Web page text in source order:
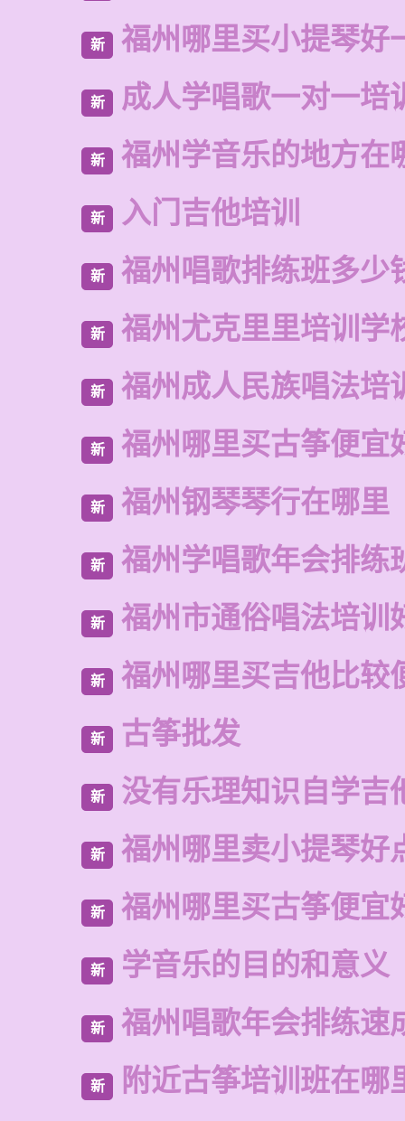
新 福州哪里买小提琴好
新 成人学唱歌一对一培
新 福州学音乐的地方在
新 入门吉他培训
新 福州唱歌排练班多少
新 福州尤克里里培训学
新 福州成人民族唱法培
新 福州哪里买古筝便宜
新 福州钢琴琴行在哪里
新 福州学唱歌年会排练
新 福州市通俗唱法培训
新 福州哪里买吉他比较
新 古筝批发
新 没有乐理知识自学吉
新 福州哪里卖小提琴好
新 福州哪里买古筝便宜
新 学音乐的目的和意义
新 福州唱歌年会排练速
新 附近古筝培训班在哪